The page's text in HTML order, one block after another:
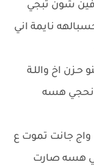
شون تبجي
نايمة اني
اخ واللـة
نحجي هسه
جانت تموت ع
هسه صارت